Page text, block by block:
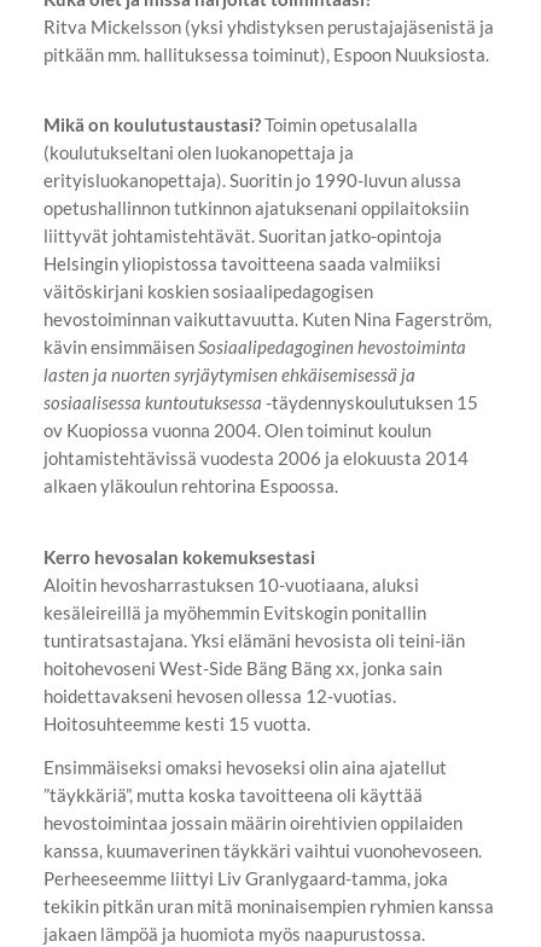
Ritva Mickelsson (yksi yhdistyksen perustajajäsenistä ja
pitkään mm. hallituksessa toiminut), Espoon Nuuksiosta.
Mikä on koulutustaustasi?Toimin opetusalalla
(koulutukseltani olen luokanopettaja ja
erityisluokanopettaja). Suoritin jo 1990-luvun alussa
opetushallinnon tutkinnon ajatuksenani oppilaitoksiin
liittyvät johtamistehtävät. Suoritan jatko-opintoja
Helsingin yliopistossa tavoitteena saada valmiiksi
väitöskirjani koskien sosiaalipedagogisen
hevostoiminnan vaikuttavuutta. Kuten Nina Fagerström,
kävin ensimmäisenSosiaalipedagoginen hevostoiminta
lasten ja nuorten syrjäytymisen ehkäisemisessä ja
sosiaalisessa kuntoutuksessa -täydennyskoulutuksen 15
ov Kuopiossa vuonna 2004. Olen toiminut koulun
johtamistehtävissä vuodesta 2006 ja elokuusta 2014
alkaen yläkoulun rehtorina Espoossa.
Kerro hevosalan kokemuksestasi
Aloitin hevosharrastuksen 10-vuotiaana, aluksi
kesäleireillä ja myöhemmin Evitskogin ponitallin
tuntiratsastajana. Yksi elämäni hevosista oli teini-iän
hoitohevoseni West-Side Bäng Bäng xx, jonka sain
hoidettavakseni hevosen ollessa 12-vuotias.
Hoitosuhteemme kesti 15 vuotta.
Ensimmäiseksi omaksi hevoseksi olin aina ajatellut
”täykkäriä”, mutta koska tavoitteena oli käyttää
hevostoimintaa jossain määrin oirehtivien oppilaiden
kanssa, kuumaverinen täykkäri vaihtui vuonohevoseen.
Perheeseemme liittyi Liv Granlygaard-tamma, joka
tekikin pitkän uran mitä moninaisempien ryhmien kanssa
jakaen lämpöä ja huomiota myös naapurustossa.